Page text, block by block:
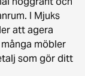
I Mjuks
att agera
möbler
som gör ditt